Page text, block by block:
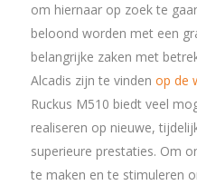
om hiernaar op zoek te
beloond worden met een
belangrijke zaken met
Alcadis zijn te vinden op de
Ruckus M510 biedt veel
realiseren op nieuwe,
superieure prestaties. Om
te maken en te stimuleren